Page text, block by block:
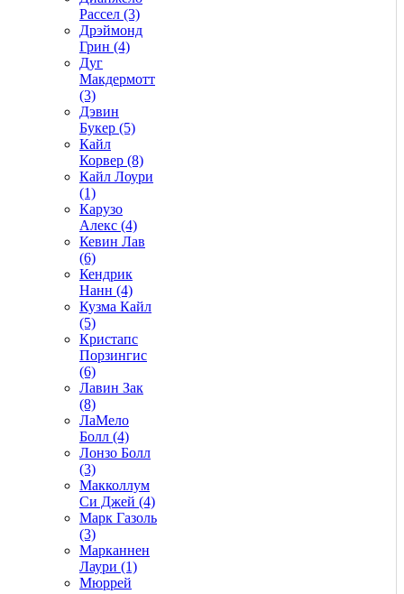
Рассел (3)
Дрэймонд
Грин (4)
Дуг
Макдермотт
(3)
Дэвин
Букер (5)
Кайл
Корвер (8)
Кайл Лоури
(1)
Карузо
Алекс (4)
Кевин Лав
(6)
Кендрик
Нанн (4)
Кузма Кайл
(5)
Кристапс
Порзингис
(6)
Лавин Зак
(8)
ЛаМело
Болл (4)
Лонзо Болл
(3)
Макколлум
Си Джей (4)
Марк Газоль
(3)
Марканнен
Лаури (1)
Мюррей